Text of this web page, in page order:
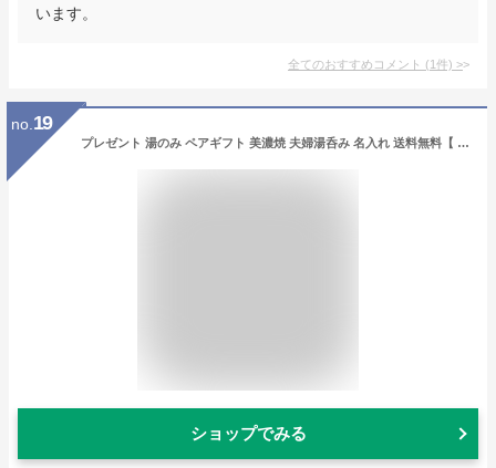
います。
全てのおすすめコメント (1件) >
no. 19
プレゼント 湯のみ ペアギフト 美濃焼 夫婦湯呑み 名入れ 送料無料【 はんなり 湯呑み 夫婦 ペア 】 結婚記念日 両親 おしゃれ 名前入り 還暦 古希 喜寿 傘寿 米寿 祝い お揃い 父 義父 母 義母 祖父母 名入り 結婚式 記念日 金婚式 陶器婚式 名 名前 入り 入れ FLEGRE
ショップでみる